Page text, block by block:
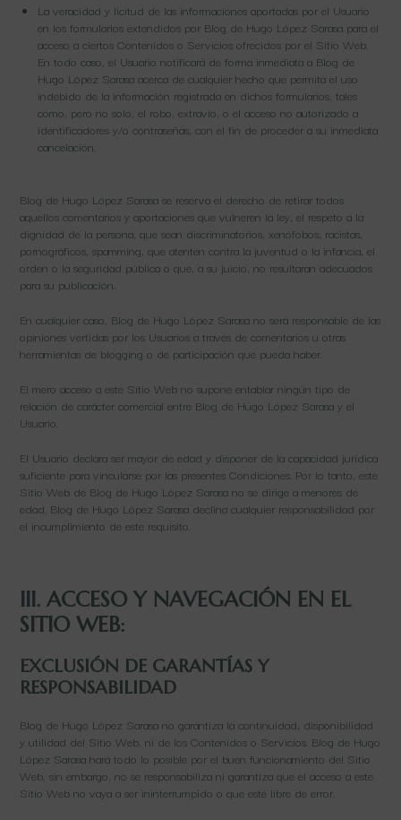
La veracidad y licitud de las informaciones aportadas por el Usuario
en los formularios extendidos por Blog de Hugo López Sarasa para el
acceso a ciertos Contenidos o Servicios ofrecidos por el Sitio Web.
En todo caso, el Usuario notificará de forma inmediata a Blog de
Hugo López Sarasa acerca de cualquier hecho que permita el uso
indebido de la información registrada en dichos formularios, tales
como, pero no solo, el robo, extravío, o el acceso no autorizado a
identificadores y/o contraseñas, con el fin de proceder a su inmediata
cancelación.
Blog de Hugo López Sarasa se reserva el derecho de retirar todos
aquellos comentarios y aportaciones que vulneren la ley, el respeto a la
dignidad de la persona, que sean discriminatorios, xenófobos, racistas,
pornográficos, spamming, que atenten contra la juventud o la infancia, el
orden o la seguridad pública o que, a su juicio, no resultaran adecuados
para su publicación.
En cualquier caso, Blog de Hugo López Sarasa no será responsable de las
opiniones vertidas por los Usuarios a través de comentarios u otras
herramientas de blogging o de participación que pueda haber.
El mero acceso a este Sitio Web no supone entablar ningún tipo de
relación de carácter comercial entre Blog de Hugo López Sarasa y el
Usuario.
El Usuario declara ser mayor de edad y disponer de la capacidad jurídica
suficiente para vincularse por las presentes Condiciones. Por lo tanto, este
Sitio Web de Blog de Hugo López Sarasa no se dirige a menores de
edad. Blog de Hugo López Sarasa declina cualquier responsabilidad por
el incumplimiento de este requisito.
III. ACCESO Y NAVEGACIÓN EN EL
SITIO WEB:
EXCLUSIÓN DE GARANTÍAS Y
RESPONSABILIDAD
Blog de Hugo López Sarasa no garantiza la continuidad, disponibilidad
y utilidad del Sitio Web, ni de los Contenidos o Servicios. Blog de Hugo
López Sarasa hará todo lo posible por el buen funcionamiento del Sitio
Web, sin embargo, no se responsabiliza ni garantiza que el acceso a este
Sitio Web no vaya a ser ininterrumpido o que esté libre de error.